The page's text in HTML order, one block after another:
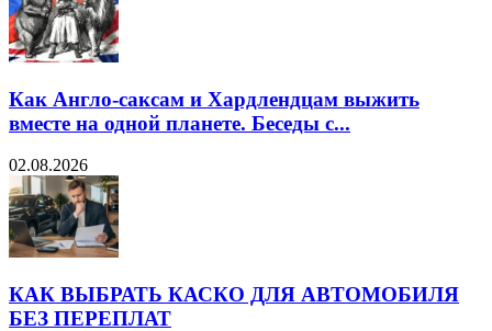
Как Англо-саксам и Хардлендцам выжить
вместе на одной планете. Беседы с...
02.08.2026
КАК ВЫБРАТЬ КАСКО ДЛЯ АВТОМОБИЛЯ
БЕЗ ПЕРЕПЛАТ